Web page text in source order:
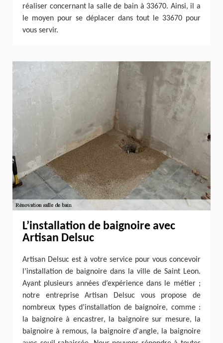
réaliser concernant la salle de bain à 33670. Ainsi, il a
le moyen pour se déplacer dans tout le 33670 pour
vous servir.
L’installation de baignoire avec
Artisan Delsuc
Artisan Delsuc est à votre service pour vous concevoir
l’installation de baignoire dans la ville de Saint Leon.
Ayant plusieurs années d’expérience dans le métier ;
notre entreprise Artisan Delsuc vous propose de
nombreux types d’installation de baignoire, comme :
la baignoire à encastrer, la baignoire sur mesure, la
baignoire à remous, la baignoire d'angle, la baignoire